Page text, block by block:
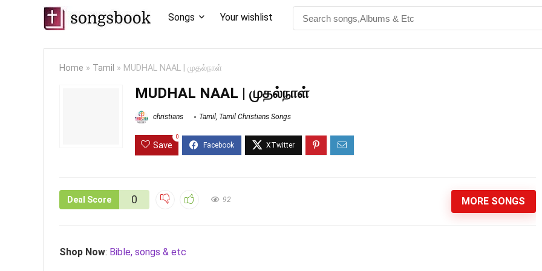
Songs Your wishlist
Home » Tamil » MUDHAL NAAL | முதல்நாள்
MUDHAL NAAL | முதல்நாள்
christians Tamil, Tamil Christians Songs
Save
0
Deal Score 0 92 MORE SONGS
Shop Now: Bible, songs & etc